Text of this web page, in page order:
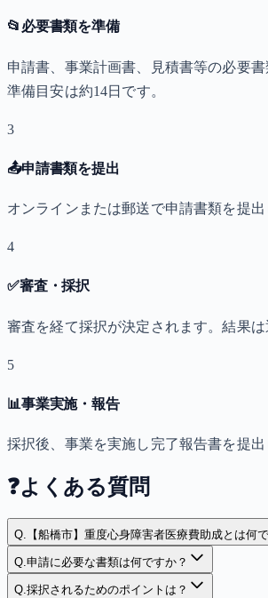
📂 必要書類を準備
申請書、事業計画書、見積書等の必要書
準備目安は約14日です。
3
📤申請書類を提出
オンラインまたは郵送で申請書類を提出
4
✅審査・採択
審査を経て採択が決定されます。結果は
5
📊事業実施・報告
採択後、事業を実施し完了報告書を提出
❓よくある質問
Q. 【船橋市】重度心身障害者医療費助成とは何
Q.申請に必要な書類は何ですか？
Q.採択されるためのポイントは？